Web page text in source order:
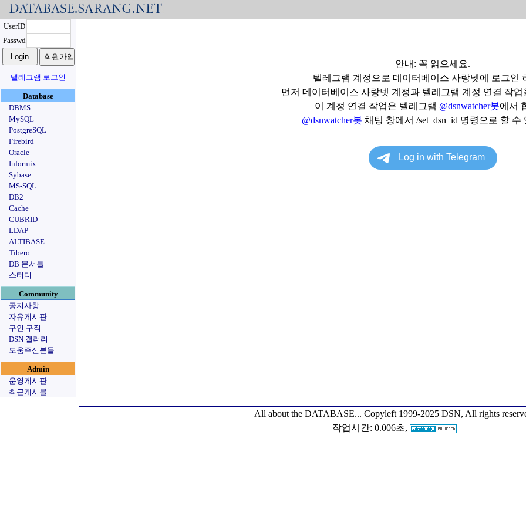
UserID
Passwd
텔레그램 로그인
Database
DBMS
MySQL
PostgreSQL
Firebird
Oracle
Informix
Sybase
MS-SQL
DB2
Cache
CUBRID
LDAP
ALTIBASE
Tibero
DB 문서들
스터디
Community
공지사항
자유게시판
구인|구직
DSN 갤러리
도움주신분들
Admin
운영게시판
최근게시물
안내: 꼭 읽으세요.
텔레그램 계정으로 데이터베이스 사랑넷에 로그인
먼저 데이터베이스 사랑넷 계정과 텔레그램 계정 연결 작
이 계정 연결 작업은 텔레그램 @dsnwatcher봇에서
@dsnwatcher봇 채팅 창에서 /set_dsn_id 명령으로 할 수
All about the DATABASE... Copyleft 1999-2025 DSN, All rights
작업시간: 0.006초,